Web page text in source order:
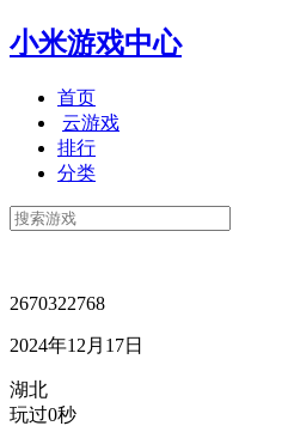
小米游戏中心
首页
云游戏
排行
分类
2670322768
2024年12月17日
湖北
玩过0秒